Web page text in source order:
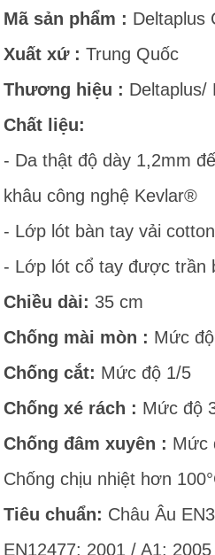
Mã sản phẩm : Deltaplus
Xuất xứ : Trung Quốc
Thương hiệu : Deltaplus/
Chất liệu:
- Da thật độ dày 1,2mm
khâu công nghệ Kevlar®
- Lớp lót bàn tay vải cotton
- Lớp lót cổ tay được trần
Chiều dài: 35 cm
Chống mài mòn : Mức
Chống cắt: Mức độ 1/5
Chống xé rách : Mức độ
Chống đâm xuyên : Mức
Chống chịu nhiệt hơn
Tiêu chuẩn: Châu Âu
EN12477: 2001 / A1: